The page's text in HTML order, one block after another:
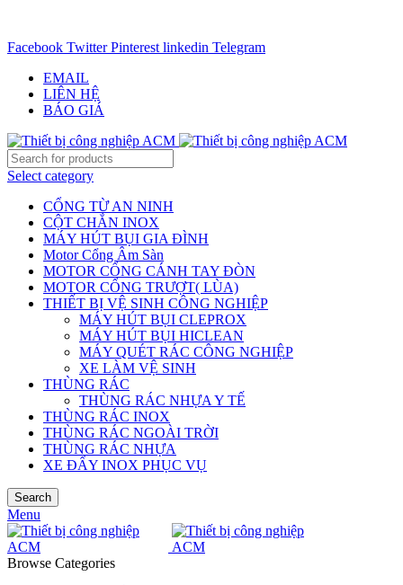
Facebook Twitter Pinterest linkedin Telegram
EMAIL
LIÊN HỆ
BÁO GIÁ
Select category
CỔNG TỪ AN NINH
CỘT CHẮN INOX
MÁY HÚT BỤI GIA ĐÌNH
Motor Cổng Âm Sàn
MOTOR CỔNG CÁNH TAY ĐÒN
MOTOR CỔNG TRƯỢT( LÙA)
THIẾT BỊ VỆ SINH CÔNG NGHIỆP
MÁY HÚT BỤI CLEPROX
MÁY HÚT BỤI HICLEAN
MÁY QUÉT RÁC CÔNG NGHIỆP
XE LÀM VỆ SINH
THÙNG RÁC
THÙNG RÁC NHỰA Y TẾ
THÙNG RÁC INOX
THÙNG RÁC NGOÀI TRỜI
THÙNG RÁC NHỰA
XE ĐẨY INOX PHỤC VỤ
Search
Menu
Browse Categories